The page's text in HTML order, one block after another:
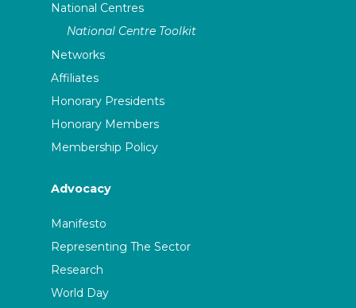
National Centres
National Centre Toolkit
Networks
Affiliates
Honorary Presidents
Honorary Members
Membership Policy
Advocacy
Manifesto
Representing The Sector
Research
World Day